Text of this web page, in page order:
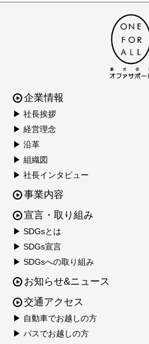
企業情報
▶ 社長挨拶
▶ 経営理念
▶ 沿革
▶ 組織図
▶ 社長インタビュー
事業内容
宣言・取り組み
▶ SDGsとは
▶ SDGs宣言
▶ SDGsへの取り組み
お知らせ&ニュース
交通アクセス
▶ 自動車でお越しの方
▶ バスでお越しの方